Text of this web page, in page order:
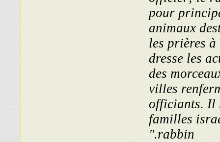
pour
animaux
les prières
dresse les
des
villes
officiants. Il
familles
rabbin."